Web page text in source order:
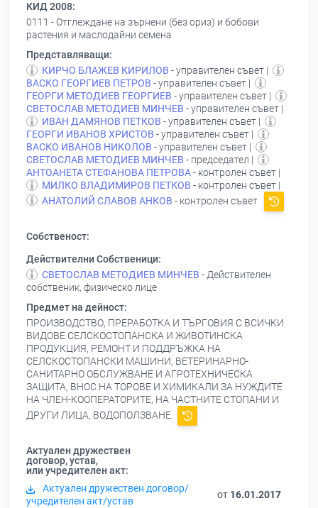
КИД 2008:
0111 - Отглеждане на зърнени (без ориз) и бобови
растения и маслодайни семена
Представляващи:
КИРЧО БЛАЖЕВ КИРИЛОВ - управителен съвет |
ВАСКО ГЕОРГИЕВ ПЕТРОВ - управителен съвет |
ГЕОРГИ МЕТОДИЕВ ГЕОРГИЕВ - управителен съвет |
СВЕТОСЛАВ МЕТОДИЕВ МИНЧЕВ - управителен съвет |
ИВАН ДАМЯНОВ ПЕТКОВ - управителен съвет |
ГЕОРГИ ИВАНОВ ХРИСТОВ - управителен съвет |
ВАСКО ИВАНОВ НИКОЛОВ - управителен съвет |
СВЕТОСЛАВ МЕТОДИЕВ МИНЧЕВ - председател |
АНТОАНЕТА СТЕФАНОВА ПЕТРОВА- контролен съвет |
МИЛКО ВЛАДИМИРОВ ПЕТКОВ - контролен съвет |
АНАТОЛИЙ СЛАВОВ АНКОВ - контролен съвет
Собственост:
Действителни Собственици:
СВЕТОСЛАВ МЕТОДИЕВ МИНЧЕВ - Действителен
собственик, физическо лице
Предмет на дейност:
ПРОИЗВОДСТВО, ПРЕРАБОТКА И ТЪРГОВИЯ С ВСИЧКИ
ВИДОВЕ СЕЛСКОСТОПАНСКА И ЖИВОТИНСКА
ПРОДУКЦИЯ, РЕМОНТ И ПОДДРЪЖКА НА
СЕЛСКОСТОПАНСКИ МАШИНИ, ВЕТЕРИНАРНО-
САНИТАРНО ОБСЛУЖВАНЕ И АГРОТЕХНИЧЕСКА
ЗАЩИТА, ВНОС НА ТОРОВЕ И ХИМИКАЛИ ЗА НУЖДИТЕ
НА ЧЛЕН-КООПЕРАТОРИТЕ, НА ЧАСТНИТЕ СТОПАНИ И
ДРУГИ ЛИЦА, ВОДОПОЛЗВАНЕ.
Актуален дружествен
договор, устав,
или учредителен акт:
Актуален дружествен договор/
учредителен акт/устав
от 16.01.2017